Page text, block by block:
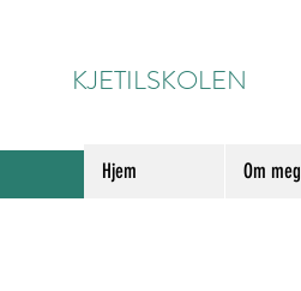
KJETILSKOLEN
Hjem Om meg